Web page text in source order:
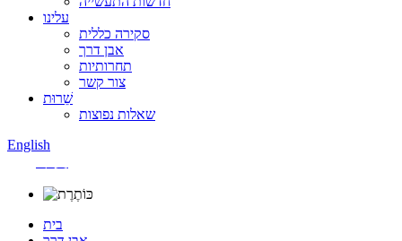
עלינו
סקירה כללית
אבן דרך
תחרותיות
צור קשר
שֵׁרוּת
שאלות נפוצות
English
בית